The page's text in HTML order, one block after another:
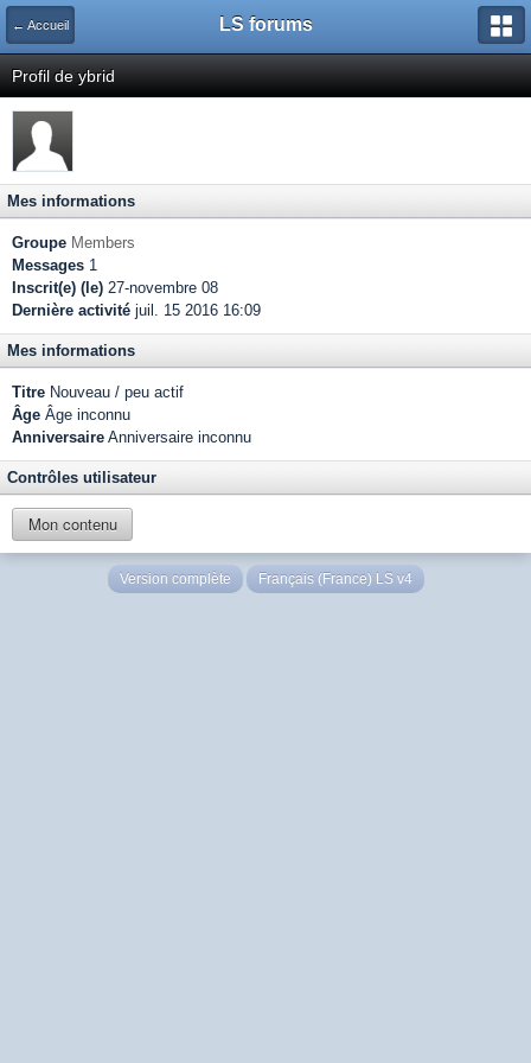
← Accueil LS forums
Profil de ybrid
Mes informations
Groupe Members
Messages 1
Inscrit(e) (le) 27-novembre 08
Dernière activité juil. 15 2016 16:09
Mes informations
Titre Nouveau / peu actif
Âge Âge inconnu
Anniversaire Anniversaire inconnu
Contrôles utilisateur
Mon contenu
Version complète Français (France) LS v4